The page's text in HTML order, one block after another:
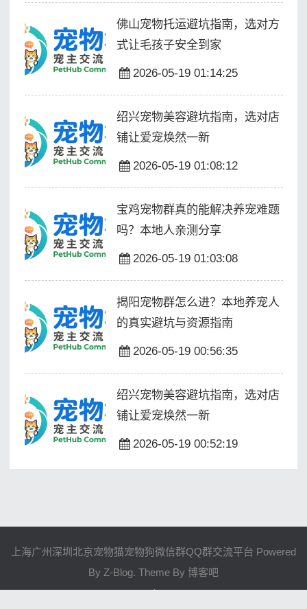
佛山宠物托运避坑指南，选对方
式让毛孩子安全到家
2026-05-19 01:14:25
绍兴宠物美容避坑指南，选对店
铺让爱宠焕然一新
2026-05-19 01:08:12
宝鸡宠物群真的能解决养宠难题
吗？本地人亲测分享
2026-05-19 01:03:08
揭阳宠物群怎么进？本地养宠人
的真实避坑与资源指南
2026-05-19 00:56:35
绍兴宠物美容避坑指南，选对店
铺让爱宠焕然一新
2026-05-19 00:52:19
上海广州深圳北京宠物猫宠物狗微信群QQ群交流平台 Powered
By Z-Blog. Theme By 博客吧
/